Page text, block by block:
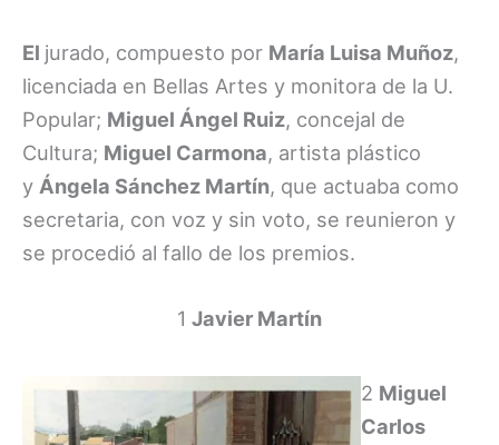
El jurado, compuesto por María Luisa Muñoz,
licenciada en Bellas Artes y monitora de la U.
Popular; Miguel Ángel Ruiz, concejal de
Cultura; Miguel Carmona, artista plástico
y Ángela Sánchez Martín, que actuaba como
secretaria, con voz y sin voto, se reunieron y
se procedió al fallo de los premios.
1 Javier Martín
2 Miguel
Carlos